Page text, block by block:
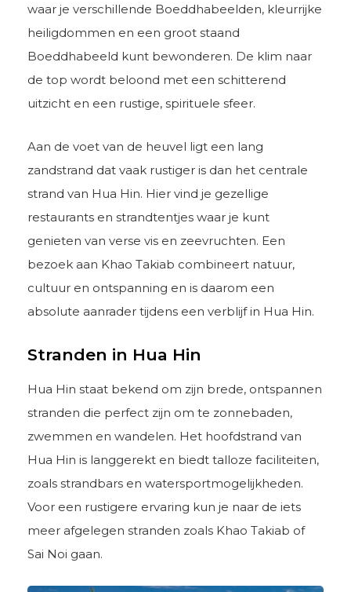
waar je verschillende Boeddhabeelden, kleurrijke
heiligdommen en een groot staand
Boeddhabeeld kunt bewonderen. De klim naar
de top wordt beloond met een schitterend
uitzicht en een rustige, spirituele sfeer.
Aan de voet van de heuvel ligt een lang
zandstrand dat vaak rustiger is dan het centrale
strand van Hua Hin. Hier vind je gezellige
restaurants en strandtentjes waar je kunt
genieten van verse vis en zeevruchten. Een
bezoek aan Khao Takiab combineert natuur,
cultuur en ontspanning en is daarom een
absolute aanrader tijdens een verblijf in Hua Hin.
Stranden in Hua Hin
Hua Hin staat bekend om zijn brede, ontspannen
stranden die perfect zijn om te zonnebaden,
zwemmen en wandelen. Het hoofdstrand van
Hua Hin is langgerekt en biedt talloze faciliteiten,
zoals strandbars en watersportmogelijkheden.
Voor een rustigere ervaring kun je naar de iets
meer afgelegen stranden zoals Khao Takiab of
Sai Noi gaan.